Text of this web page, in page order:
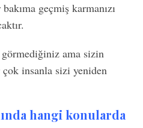
geçmiş karmanızı
ama sizin
çok insanla sizi yeniden
hangi konularda